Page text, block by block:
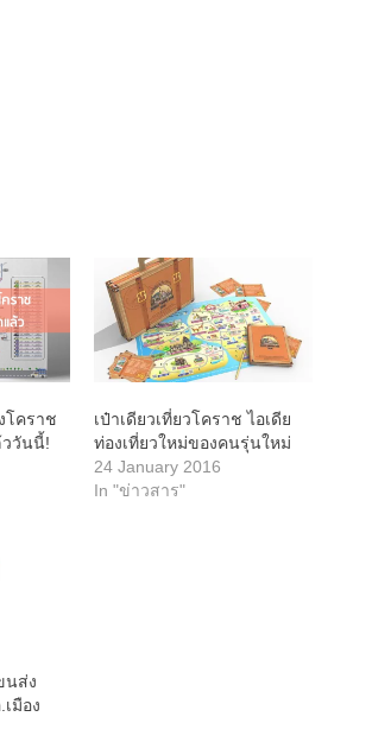
โคราช
วันนี้!
เป๋าเดียวเที่ยวโคราช ไอเดีย
ท่องเที่ยวใหม่ของคนรุ่นใหม่
24 January 2016
In "ข่าวสาร"
นส่ง
มือง